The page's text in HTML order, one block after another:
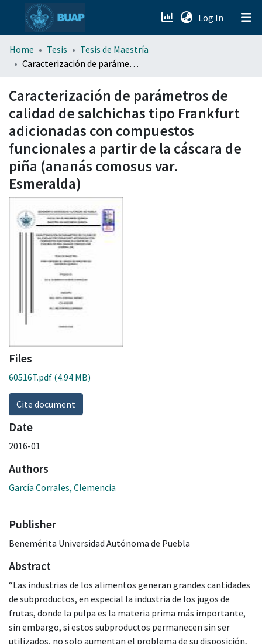
Log In (current)
menu.section.about_menu
Home Tesis
Tesis de Maestría
Caracterización de parámetros de calidad de salchichas tipo Frankfurt adicionadas con compuestos funcionales a partir de la cáscara de piña (ananás comosus var. Esmeralda)
Caracterización de parámetros de
calidad de salchichas tipo Frankfurt
adicionadas con compuestos
funcionales a partir de la cáscara de
piña (ananás comosus var.
Esmeralda)
Files
60516T.pdf (4.94 MB)
Cite document
Date
2016-01
Authors
García Corrales, Clemencia
Publisher
Benemérita Universidad Autónoma de Puebla
Abstract
“Las industrias de los alimentos generan grandes cantidades
de subproductos, en especial la industria de los jugos de
frutas, donde la pulpa es la materia prima más importante,
sin embargo, si estos subproductos permanecen sin ser
utilizados, no solo aumentan el problema de su disposición,